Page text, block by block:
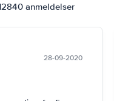
anmeldelser
28-09-2020